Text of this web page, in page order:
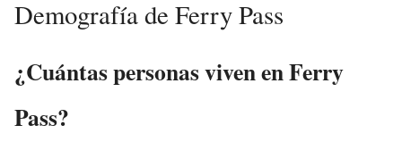
Demografía de Ferry Pass
¿Cuántas personas viven en Ferry
Pass?